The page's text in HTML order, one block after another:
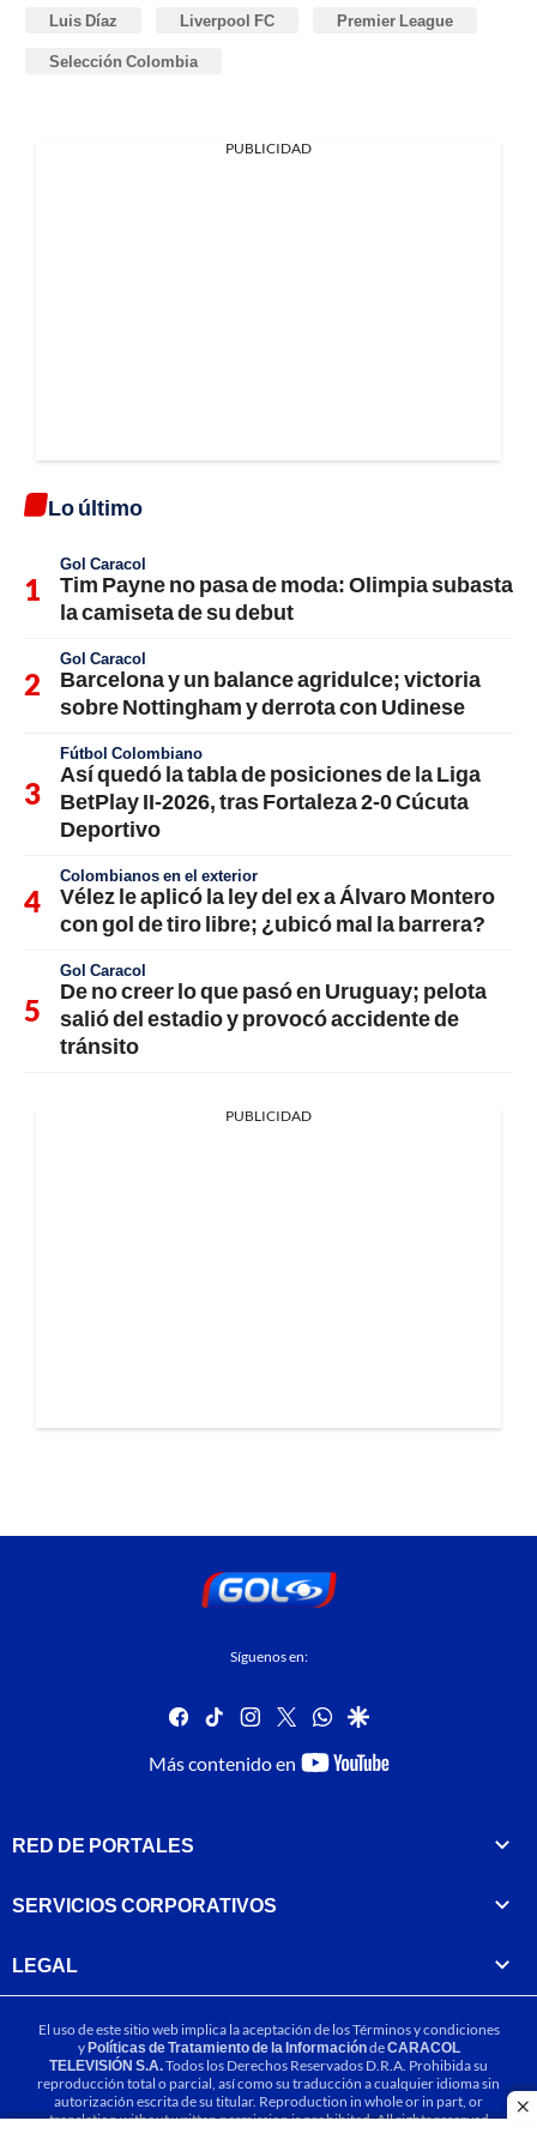
Luis Díaz Liverpool FC Premier League
Selección Colombia
PUBLICIDAD
Lo último
Gol Caracol
Tim Payne no pasa de moda: Olimpia subasta
la camiseta de su debut
Gol Caracol
Barcelona y un balance agridulce; victoria
sobre Nottingham y derrota con Udinese
Fútbol Colombiano
Así quedó la tabla de posiciones de la Liga
BetPlay II-2026, tras Fortaleza 2-0 Cúcuta
Deportivo
Colombianos en el exterior
Vélez le aplicó la ley del ex a Álvaro Montero
con gol de tiro libre; ¿ubicó mal la barrera?
Gol Caracol
De no creer lo que pasó en Uruguay; pelota
salió del estadio y provocó accidente de
tránsito
PUBLICIDAD
Síguenos en:
facebook
tiktok instagram
twitterwhatsapp
google
Más contenido en
youtube-
RED DE PORTALES
SERVICIOS CORPORATIVOS
LEGAL
El uso de este sitio web implica la aceptación de losTérminos y condiciones
yPolíticas de Tratamiento de la InformacióndeCARACOL
TELEVISIÓN S.A.Todos los Derechos Reservados D.R.A. Prohibida su
reproducción total o parcial, así como su traducción a cualquier idioma sin
autorización escrita de su titular. Reproduction in whole or in part, or
translation without written permission is prohibited. All rights reserved